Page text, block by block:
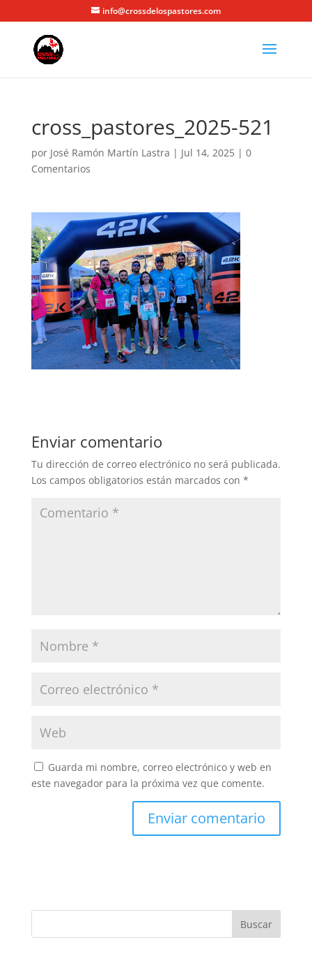
info@crossdelospastores.com
cross_pastores_2025-521
por José Ramón Martín Lastra | Jul 14, 2025| 0
Comentarios
Enviar comentario
Tu dirección de correo electrónico no será publicada.
Los campos obligatorios están marcados con *
Guarda mi nombre, correo electrónico y web en
este navegador para la próxima vez que comente.